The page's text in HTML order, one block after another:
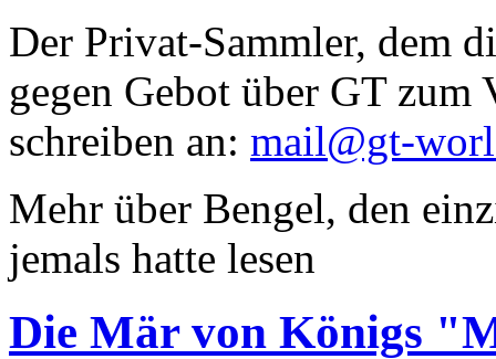
Der Privat-Sammler, dem
gegen Gebot über GT zum
schreiben an: mail@gt-
Mehr über Bengel, den
jemals hatte lesen
Die Mär von Königs